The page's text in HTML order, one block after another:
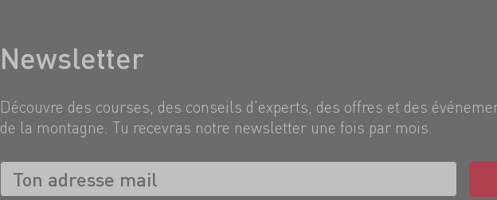
Newsletter
Découvre des courses, des conseils d'experts, des offres et des
de la montagne. Tu recevras notre newsletter une fois par mois.